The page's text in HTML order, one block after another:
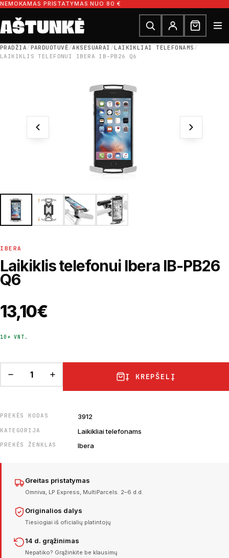
Pereiti prie turinio
NEMOKAMAS PRISTATYMAS NUO 80 €
Ieškoti dalių
Ieškoti
PRADŽIA/PARDUOTUVĖ/AKSESUARAI /LAIKIKLIAI TELEFONAMS /
LAIKIKLIS TELEFONUI IBERA IB-PB26 Q6
IBERA
Laikiklis telefonui Ibera IB-PB26
Q6
13,10€
10+ VNT.
Į KREPŠELĮ
PREKĖS KODAS 3912
KATEGORIJA Laikikliai telefonams
PREKĖS ŽENKLAS Ibera
Greitas pristatymas
Omniva, LP Express, MultiParcels. 2–6 d.d.
Originalios dalys
Tiesiogiai iš oficialių platintojų
14 d. grąžinimas
Nepatiko? Grąžinkite be klausimų